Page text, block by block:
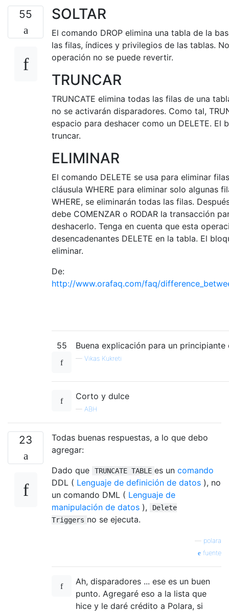
55 SOLTAR
El comando DROP elimina una tabla de la
las filas, índices y privilegios de las tablas.
operación no se puede revertir.
TRUNCAR
TRUNCATE elimina todas las filas de una
no se activarán disparadores. Como tal,
espacio para deshacer como un DELETE.
truncar.
ELIMINAR
El comando DELETE se usa para eliminar
cláusula WHERE para eliminar solo algunas
WHERE, se eliminarán todas las filas.
debe COMENZAR o RODAR la transacción
deshacerlo. Tenga en cuenta que esta
desencadenantes DELETE en la tabla. El
eliminar.
De:
http://www.orafaq.com/faq/
55 Buena explicación para un
— Vikas Kukreti
Corto y dulce
— ABH
23
Todas buenas respuestas, a lo que debo
agregar:
Dado que
TRUNCATE TABLE es un comando
DDL ( Lenguaje de definición de datos ), no
un comando DML ( Lenguaje de
manipulación de datos ),
Delete
Triggers no se ejecuta.
polara
fuente
Ah, disparadores ... ese es un buen
punto. Agregaré eso a la lista que
hice y le daré crédito a Polara, si